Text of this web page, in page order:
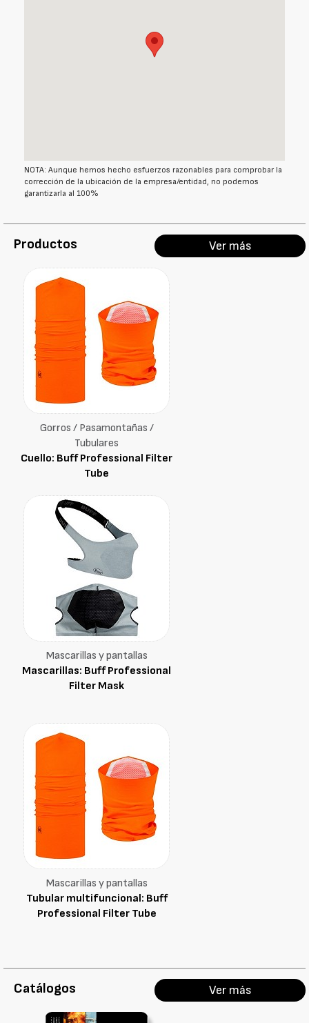
NOTA: Aunque hemos hecho esfuerzos razonables para comprobar la
corrección de la ubicación de la empresa/entidad, no podemos
garantizarla al 100%
Productos Ver más
Gorros / Pasamontañas /
Tubulares
Cuello: Buff Professional Filter
Tube
Mascarillas y pantallas
Mascarillas: Buff Professional
Filter Mask
Mascarillas y pantallas
Tubular multifuncional: Buff
Professional Filter Tube
Catálogos Ver más